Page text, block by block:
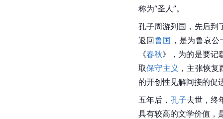
称为“圣人”。
孔子周游列国，先后到
返回鲁国 ，是为鲁哀
《春秋》，为的是要记
取保守主义 ，主张恢
的开创性见解间接的促
五年后， 孔子去世，终
具有较高的文学价值，